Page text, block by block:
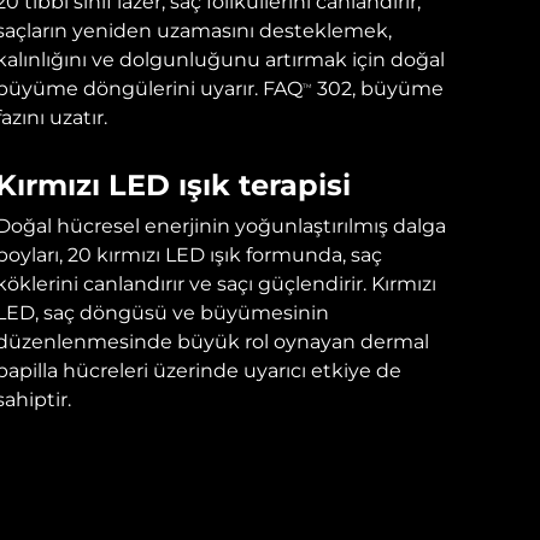
yeniden uzamasını desteklemek,
ve dolgunluğunu artırmak için doğal
döngülerini uyarır. FAQTM
302, büyüme
uzatır.
LED ışık terapisi
hücresel enerjinin yoğunlaştırılmış dalga
20 kırmızı LED ışık formunda, saç
canlandırır ve saçı güçlendirir. Kırmızı
saç döngüsü ve büyümesinin
büyük rol oynayan dermal
hücreleri üzerinde uyarıcı etkiye de